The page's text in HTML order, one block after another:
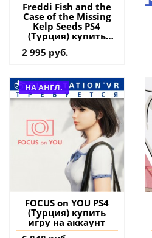
Freddi Fish and the
Case of the Missing
Kelp Seeds PS4
(Турция) купить
игру на аккаунт
2 995 руб.
НА АНГЛ.
FOCUS on YOU PS4
(Турция) купить
игру на аккаунт